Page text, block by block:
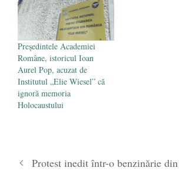
Președintele Academiei
Române, istoricul Ioan
Aurel Pop, acuzat de
Institutul „Elie Wiesel” că
ignoră memoria
Holocaustului
Protest inedit într-o benzinărie